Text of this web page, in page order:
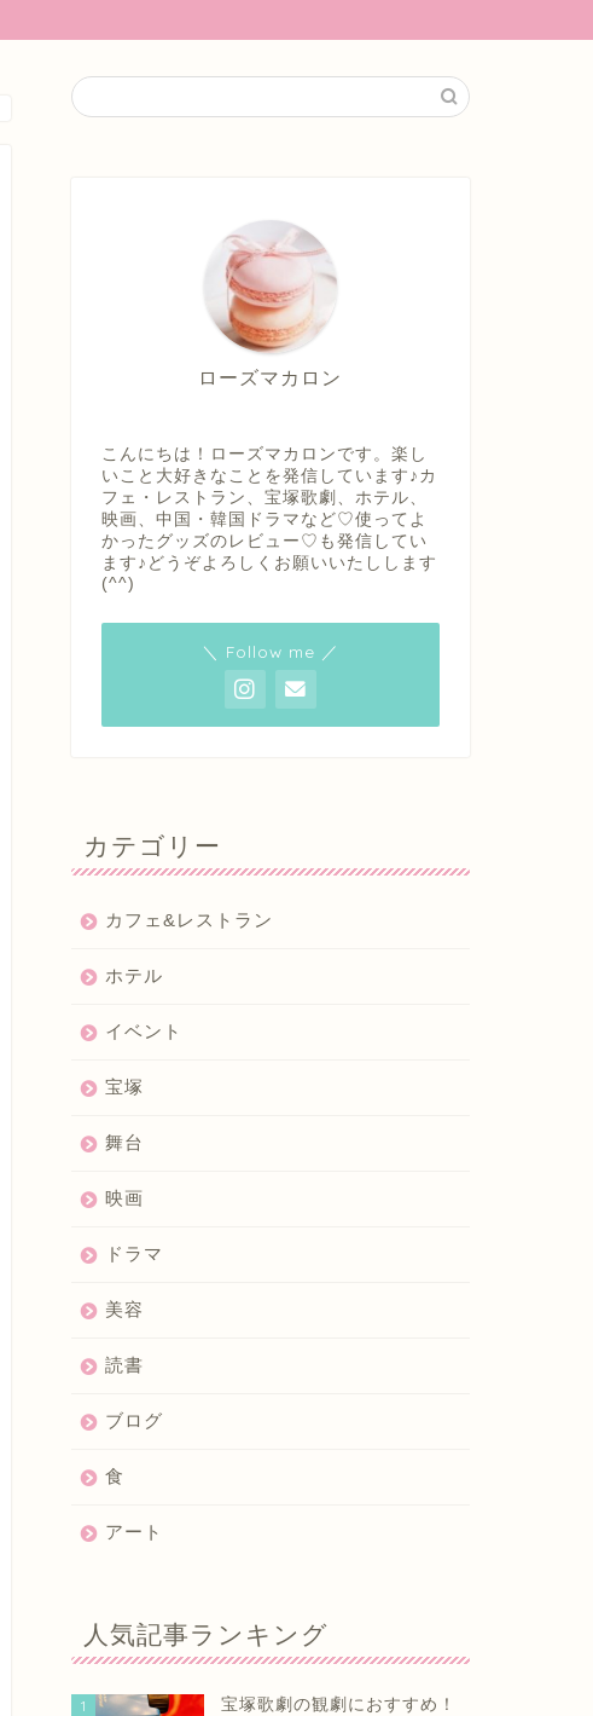
ローズマカロン
こんにちは！ローズマカロンです。楽し
いこと大好きなことを発信しています♪カ
フェ・レストラン、宝塚歌劇、ホテル、
映画、中国・韓国ドラマなど♡使ってよ
かったグッズのレビュー♡も発信してい
ます♪どうぞよろしくお願いいたしします
(^^)
＼ Follow me ／
カテゴリー
カフェ&レストラン
ホテル
イベント
宝塚
舞台
映画
ドラマ
美容
読書
ブログ
食
アート
人気記事ランキング
1
宝塚歌劇の観劇におすすめ！